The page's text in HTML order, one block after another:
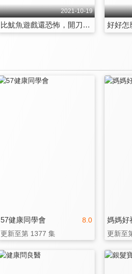
2021-10-19
比魷魚遊戲還恐怖，開刀房場景震撼公開！！ 第1220集
8.0
57健康同學會
更新至第 1377 集
媽媽好
更新至